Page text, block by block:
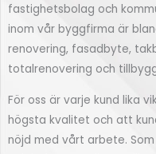
fastighetsbolag och
inom vår byggfirma är
renovering, fasadbyte,
totalrenovering och
För oss är varje kund lika
högsta kvalitet och att
nöjd med vårt arbete.